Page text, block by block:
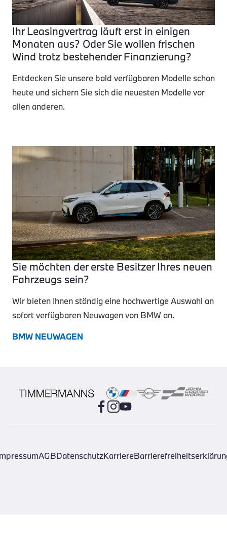
Ihr Leasingvertrag läuft erst in einigen
Monaten aus? Oder Sie wollen frischen
Wind trotz bestehender Finanzierung?
Entdecken Sie unsere bald verfügbaren Modelle schon
heute und sichern Sie sich die neuesten Modelle vor
allen anderen.
Sie möchten der erste Besitzer Ihres neuen
Fahrzeugs sein?
Wir bieten Ihnen ständig eine hochwertige Auswahl an
sofort verfügbaren Neuwagen von BMW an.
BMW NEUWAGEN
AGBDatenschutzKarriere